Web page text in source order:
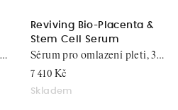
Reviving Bio-Placenta &
Stem Cell Serum
7 410 Kč
Skladem
Sérum pro omlazení pleti, 30
ml